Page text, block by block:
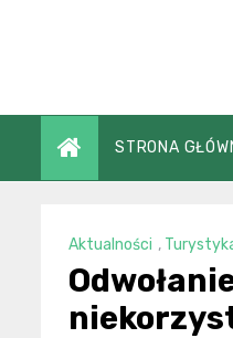
STRONA
Aktualności ,